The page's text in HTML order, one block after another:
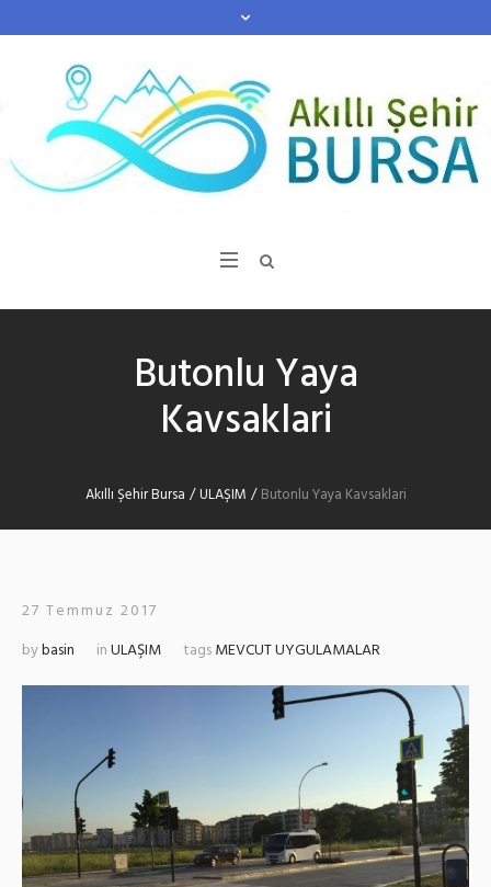
Butonlu Yaya
Kavsaklari
Akıllı Şehir Bursa /ULAŞIM /Butonlu Yaya Kavsaklari
27 Temmuz 2017
bybasin inULAŞIM tagsMEVCUT UYGULAMALAR